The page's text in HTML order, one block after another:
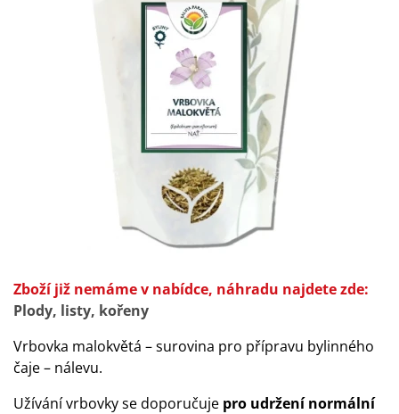
Zboží již nemáme v nabídce, náhradu najdete zde:
Plody, listy, kořeny
Vrbovka malokvětá – surovina pro přípravu bylinného
čaje – nálevu.
Užívání vrbovky se doporučuje pro udržení normální